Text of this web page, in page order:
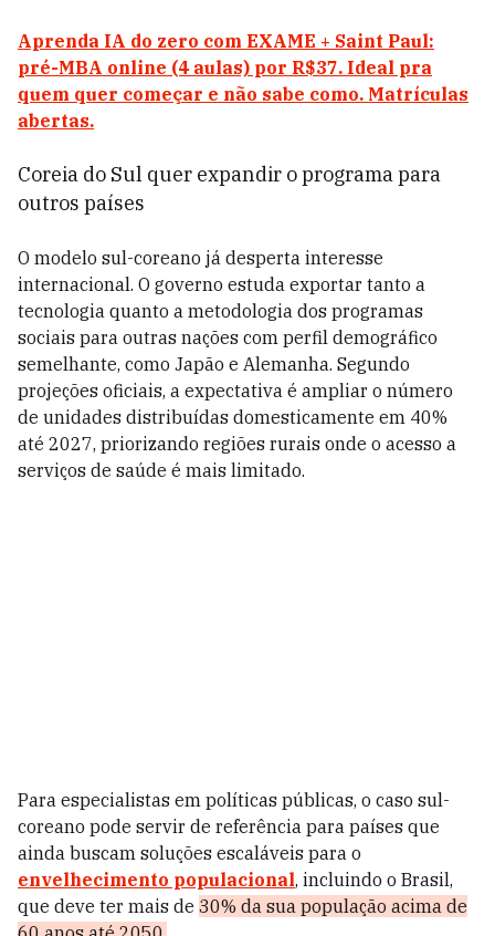
Aprenda IA do zero com EXAME + Saint Paul:
pré-MBA online (4 aulas) por R$37. Ideal pra
quem quer começar e não sabe como. Matrículas
abertas.
Coreia do Sul quer expandir o programa para
outros países
O modelo sul-coreano já desperta interesse
internacional. O governo estuda exportar tanto a
tecnologia quanto a metodologia dos programas
sociais para outras nações com perfil demográfico
semelhante, como Japão e Alemanha. Segundo
projeções oficiais, a expectativa é ampliar o número
de unidades distribuídas domesticamente em 40%
até 2027, priorizando regiões rurais onde o acesso a
serviços de saúde é mais limitado.
Para especialistas em políticas públicas, o caso sul-
coreano pode servir de referência para países que
ainda buscam soluções escaláveis para o
envelhecimento populacional, incluindo o Brasil,
que deve ter mais de 30% da sua população acima de